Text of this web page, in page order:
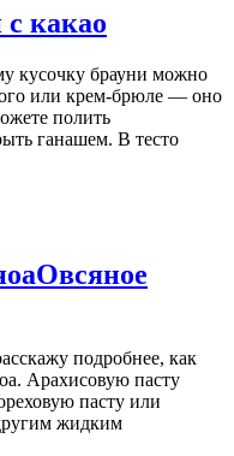
какао
кусочку брауни можно
или крем-брюле — оно
полить
ганашем. В тесто
Овсяное
подробнее, как
Арахисовую пасту
пасту или
жидким